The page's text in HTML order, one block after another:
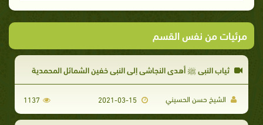
مرئيات من نفس القسم
ثياب النبي ﷺ أهدى النجاشي إلى النبي خفين الشمائل المحمدية
الشيخ حسن الحسيني 2021-03-15
1137